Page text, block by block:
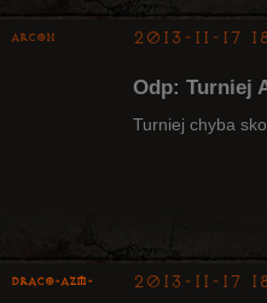
Arcon 2013-11-17
Odp: Turniej
Turniej chyba
Draco-AZM- 2013-11-17